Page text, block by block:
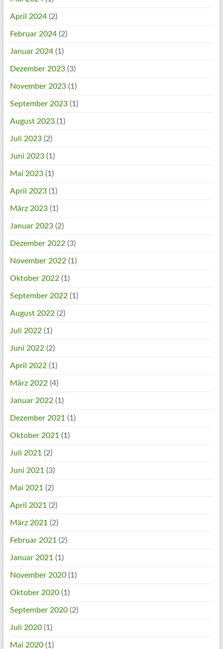
April 2024(2)
Februar 2024(2)
Januar 2024(1)
Dezember 2023(3)
November 2023(1)
September 2023(1)
August 2023(1)
Juli 2023(2)
Juni 2023(1)
Mai 2023(1)
April 2023(1)
März 2023(1)
Januar 2023(2)
Dezember 2022(3)
November 2022(1)
Oktober 2022(1)
September 2022(1)
August 2022(2)
Juli 2022(1)
Juni 2022(2)
April 2022(1)
März 2022(4)
Januar 2022(1)
Dezember 2021 (1)
Oktober 2021 (1)
Juli 2021 (2)
Juni 2021 (3)
Mai 2021 (2)
April 2021 (2)
März 2021 (2)
Februar 2021 (2)
Januar 2021 (1)
November 2020(1)
Oktober 2020(1)
September 2020(2)
Juli 2020(1)
Mai 2020(1)